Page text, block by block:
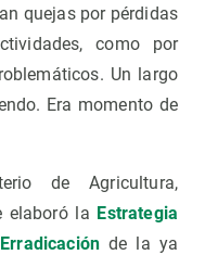
quejas por pérdidas
como por
Un largo
Era momento de
de Agricultura,
elaboró la Estrategia
de la ya